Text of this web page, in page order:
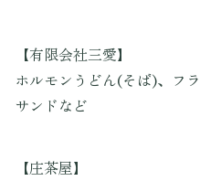
【有限会社三愛】
ホルモンうどん(そば)、フ
サンドなど
【庄茶屋】